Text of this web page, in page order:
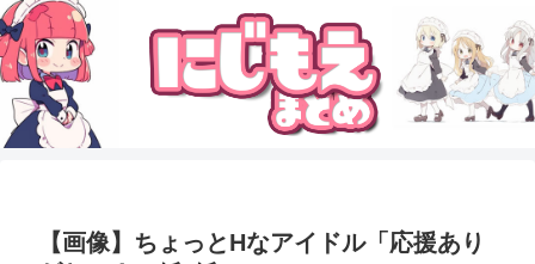
【画像】ちょっとHなアイドル「応援あり